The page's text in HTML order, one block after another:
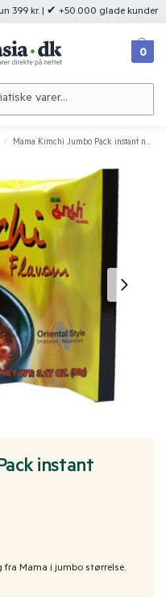
399 kr. | ✔ +50.000 glade kunder
0
/ Mama Kimchi Jumbo Pack instant noodles
instant
Mama i jumbo størrelse.